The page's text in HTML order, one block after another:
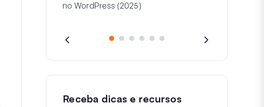
no WordPress (2025)
Receba dicas e recursos